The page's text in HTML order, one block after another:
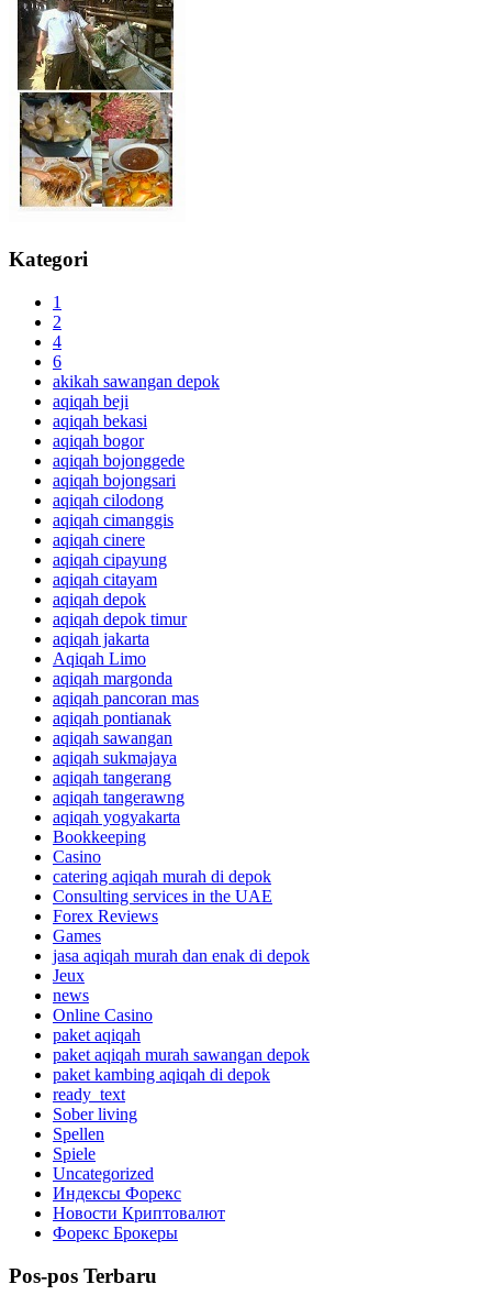
Kategori
1
2
4
6
akikah sawangan depok
aqiqah beji
aqiqah bekasi
aqiqah bogor
aqiqah bojonggede
aqiqah bojongsari
aqiqah cilodong
aqiqah cimanggis
aqiqah cinere
aqiqah cipayung
aqiqah citayam
aqiqah depok
aqiqah depok timur
aqiqah jakarta
Aqiqah Limo
aqiqah margonda
aqiqah pancoran mas
aqiqah pontianak
aqiqah sawangan
aqiqah sukmajaya
aqiqah tangerang
aqiqah tangerawng
aqiqah yogyakarta
Bookkeeping
Casino
catering aqiqah murah di depok
Consulting services in the UAE
Forex Reviews
Games
jasa aqiqah murah dan enak di depok
Jeux
news
Online Casino
paket aqiqah
paket aqiqah murah sawangan depok
paket kambing aqiqah di depok
ready_text
Sober living
Spellen
Spiele
Uncategorized
Индексы Форекс
Новости Криптовалют
Форекс Брокеры
Pos-pos Terbaru